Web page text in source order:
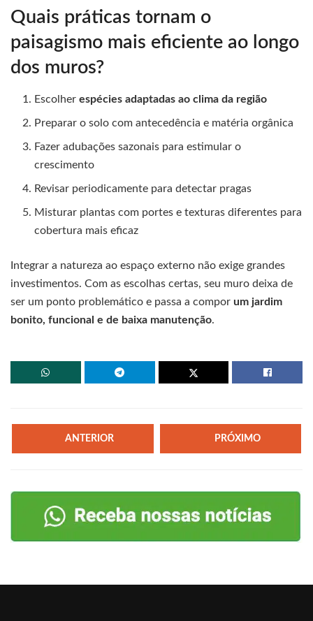
Quais práticas tornam o
paisagismo mais eficiente ao longo
dos muros?
Escolherespécies adaptadas ao clima da região
Preparar o solo com antecedência e matéria orgânica
Fazer adubações sazonais para estimular o
crescimento
Revisar periodicamente para detectar pragas
Misturar plantas com portes e texturas diferentes para
cobertura mais eficaz
Integrar a natureza ao espaço externo não exige grandes
investimentos. Com as escolhas certas, seu muro deixa de
ser um ponto problemático e passa a compor um jardim
bonito, funcional e de baixa manutenção.
ANTERIOR PRÓXIMO